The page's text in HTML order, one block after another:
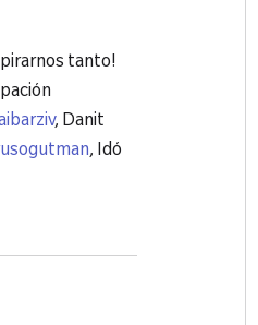
tanto!
, Danit
, Idó